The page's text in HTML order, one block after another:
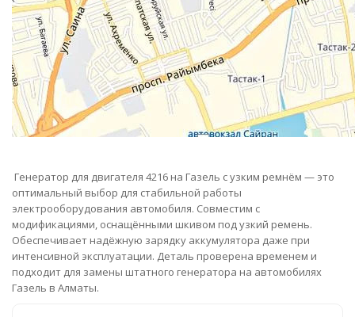
Генератор для двигателя 4216 на Газель с узким ремнём — это
оптимальный выбор для стабильной работы
электрооборудования автомобиля. Совместим с
модификациями, оснащёнными шкивом под узкий ремень.
Обеспечивает надёжную зарядку аккумулятора даже при
интенсивной эксплуатации. Деталь проверена временем и
подходит для замены штатного генератора на автомобилях
Газель в Алматы.